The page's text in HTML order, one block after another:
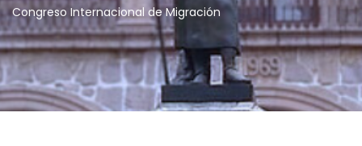
Congreso Internacional de Migración